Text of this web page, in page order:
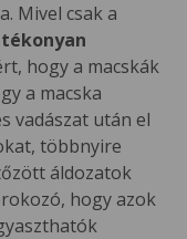
Mivel csak a
hogy a macskák
a macska
vadászat után el
többnyire
áldozatok
hogy azok